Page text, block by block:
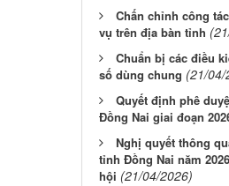
Chấn chỉnh công
vụ trên địa bàn tỉnh
Chuẩn bị các điều
số dùng chung (21/04/
Quyết định phê
Đồng Nai giai đoạn
Nghị quyết thông
tỉnh Đồng Nai năm
hội (21/04/2026)